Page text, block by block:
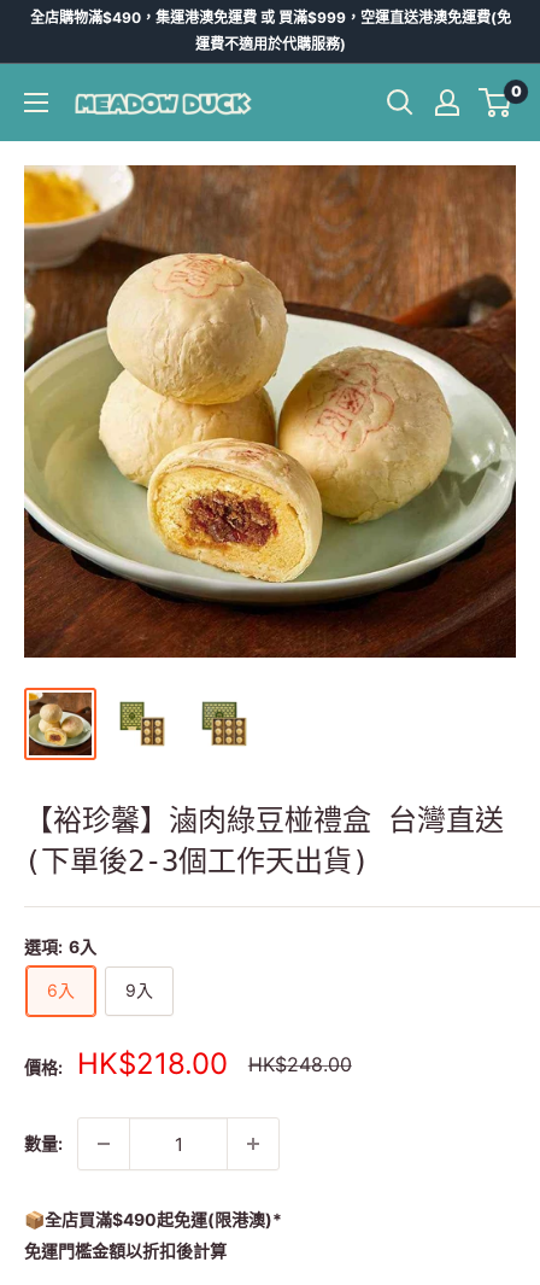
全店購物滿$490，集運港澳免運費 或 買滿$999，空運直送港澳免運費(免
運費不適用於代購服務)
Meadow
台
灣
代
購
0
【裕珍馨】滷肉綠豆椪禮盒 台灣直送
(下單後2-3個工作天出貨)
選項: 6入
6入 9入
價格:
銷
價
格
HK$218.00
正
格
HK$248.00
數量:
📦全店買滿$490起免運(限港澳)*
免運門檻金額以折扣後計算